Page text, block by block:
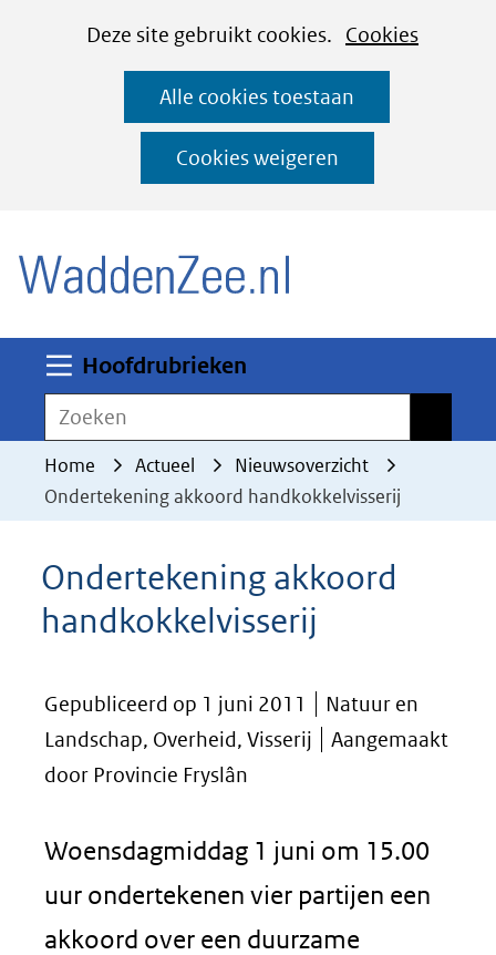
CookiesDeze site gebruikt cookies. Cookies
deze
worden
toegestaan
geweigerd.
Alle cookies toestaan
Cookies weigeren
Ga
naar
de
inhoud
Hoofdrubrieken
Zoeken
Home Actueel
Nieuwsoverzicht
Ondertekening akkoord handkokkelvisserij
Ondertekening akkoord
handkokkelvisserij
Gepubliceerd op 1 juni 2011
Natuur en
Landschap, Overheid, Visserij
Aangemaakt
door Provincie Fryslân
Woensdagmiddag 1 juni om 15.00
uur ondertekenen vier partijen een
akkoord over een duurzame